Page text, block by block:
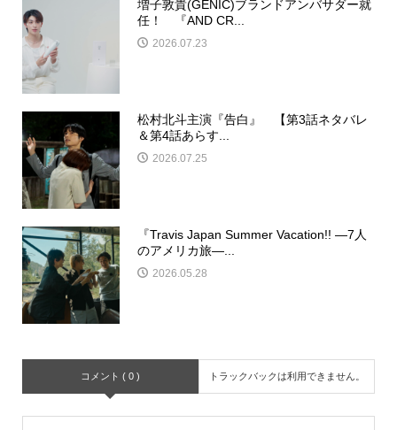
増子敦貴(GENIC)ブランドアンバサダー就
任！ 『AND CR...
2026.07.23
松村北斗主演『告白』 【第3話ネタバレ
＆第4話あらす...
2026.07.25
『Travis Japan Summer Vacation!! ―7人
のアメリカ旅―...
2026.05.28
コメント ( 0 ) トラックバックは利用できません。